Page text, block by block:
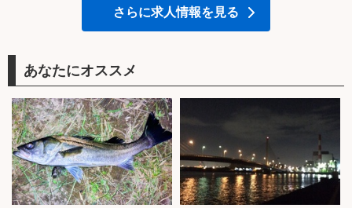
さらに求人情報を見る
あなたにオススメ